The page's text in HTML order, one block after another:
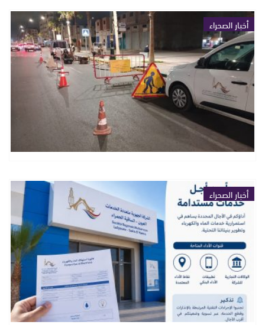
أخبار الصحراء
أخبار الصحراء